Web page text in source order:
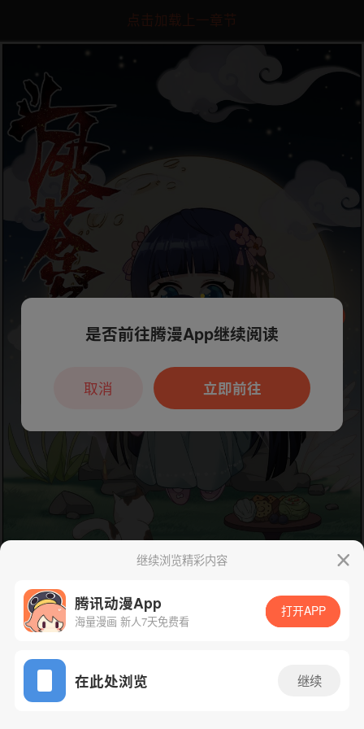
点击加载上一章节
App免费看
下一话
继续浏览精彩内容
腾讯动漫App
海量漫画 新人7天免费看
打开APP
在此处浏览 继续
本章节仅支持App阅读，可打开App新用
户7天免费看
是否前往腾漫App继续阅读
立即前往
取消